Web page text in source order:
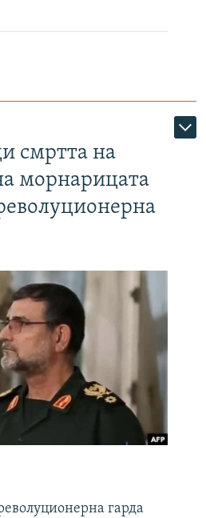
смртта на
морнарицата
гарда